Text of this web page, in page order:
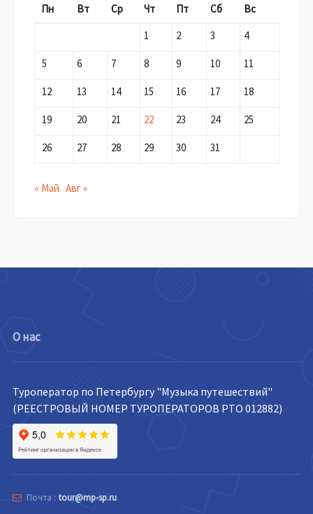
Пн
Вт Ср Чт Пт Сб
Вс
1
2 3 4
5 6 7 8 9 10 11
12 13 14 15 16 17 18
19 20 21 22 23 24 25
26 27 28 29 30 31
« Май Авг »
О нас
Туроператор по Петербургу "Музыка путешествий"
(РЕЕСТРОВЫЙ НОМЕР ТУРОПЕРАТОРОВ РТО 012882)
Почта : tour@mp-sp.ru